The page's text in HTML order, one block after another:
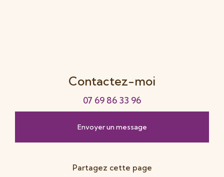
Contactez-moi
07 69 86 33 96
Envoyer un message
Partagez cette page